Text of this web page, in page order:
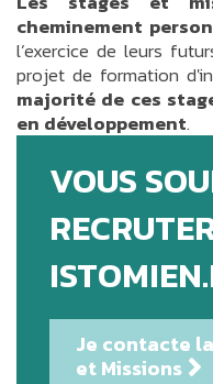
cheminement
l’exercice de leurs
projet de formation
majorité de ces
en développement.
VOUS
Je contacte
et Missions